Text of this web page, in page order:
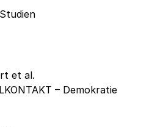
et al.
– Demokratie